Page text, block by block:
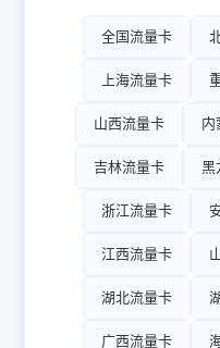
全国流量卡
上海流量卡
山西流量卡 内
吉林流量卡 黑
浙江流量卡
江西流量卡
湖北流量卡
广西流量卡